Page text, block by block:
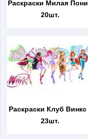
Раскраски Милая Пони
20шт.
Раскраски Клуб Винкс
23шт.